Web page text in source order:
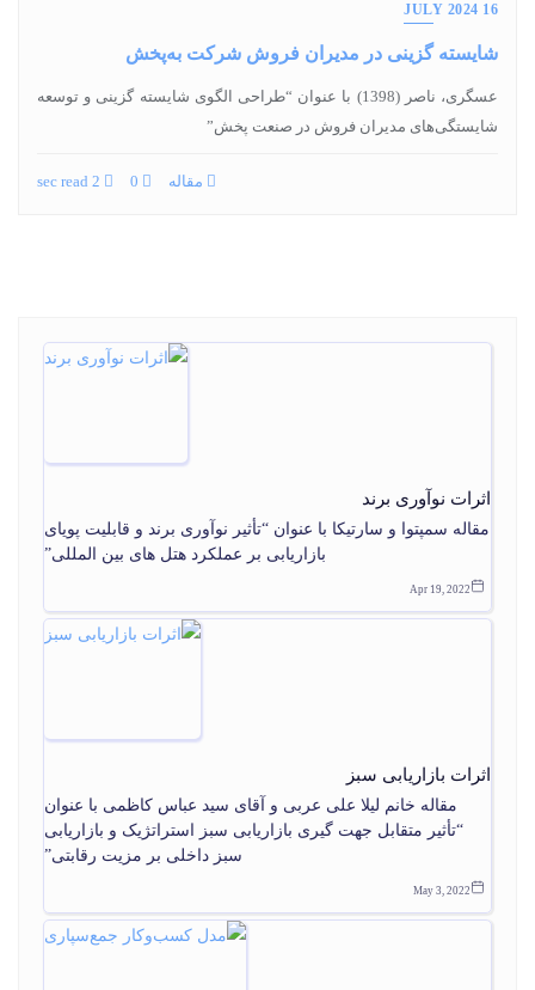
16 JULY 2024
شایسته گزینی در مدیران فروش شرکت به‌پخش
عسگری، ناصر (1398) با عنوان “طراحی الگوی شایسته گزینی و توسعه
شایستگی‌های مدیران فروش در صنعت پخش”
مقاله
اثرات نوآوری برند
مقاله سمپتوا و سارتیکا با عنوان “تأثیر نوآوری برند و قابلیت پویای
بازاریابی بر عملکرد هتل های بین المللی”
Apr 19, 2022
اثرات بازاریابی سبز
مقاله خانم لیلا علی عربی و آقای سید عباس کاظمی با عنوان
“تأثیر متقابل جهت گیری بازاریابی سبز استراتژیک و بازاریابی
سبز داخلی بر مزیت رقابتی”
May 3, 2022